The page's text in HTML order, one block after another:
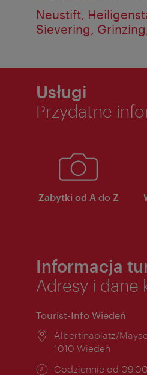
Neustift,
Sievering,
Usługi
Przydatne
Zabytki od A do Z
Informacja
Adresy i dane
Tourist-Info Wiedeń
Miejsce:
Albertinaplatz/
1010 Wiedeń
Godziny
Codziennie od